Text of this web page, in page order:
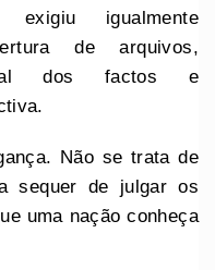
igualmente
de arquivos,
dos factos e
Não se trata de
sequer de julgar os
uma nação conheça